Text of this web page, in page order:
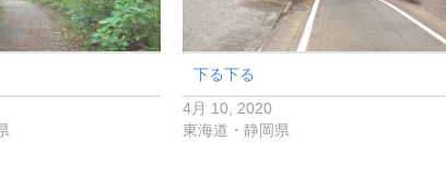
下る下る
4月 10, 2020
東海道・静岡県